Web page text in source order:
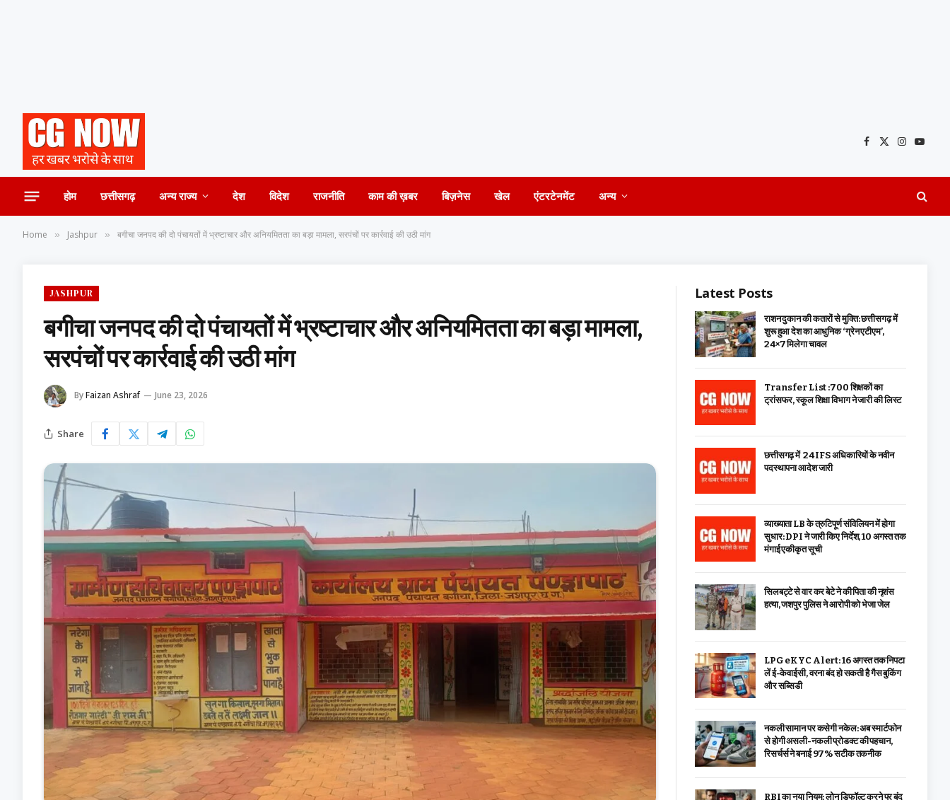
Facebook
X
Instagram
होम छत्तीसगढ़ अन्य राज्य देश विदेश राजनीति काम की ख़बर बिज़नेस खेल एंटरटेनमेंट अन्य
Home » Jashpur » बगीचा जनपद की दो पंचायतों में भ्रष्टाचार और अनियमितता का बड़ा मामला, सरपंचों पर कार्रवाई की उठी मांग
JASHPUR
बगीचा जनपद की दो पंचायतों में भ्रष्टाचार और अनियमितता का बड़ा मामला,
सरपंचों पर कार्रवाई की उठी मांग
ByFaizan Ashraf June 23, 2026
Share
Latest Posts
राशन दुकान की कतारों से मुक्ति: छत्तीसगढ़ में
शुरू हुआ देश का आधुनिक ‘ग्रेन एटीएम’,
24×7 मिलेगा चावल
Transfer List :700 शिक्षकों का
ट्रांसफर, स्कूल शिक्षा विभाग ने जारी की लिस्ट
छत्तीसगढ़ में 24 IFS अधिकारियों के नवीन
पदस्थापना आदेश जारी
व्याख्याता LB के त्रुटिपूर्ण संविलियन में होगा
सुधार: DPI ने जारी किए निर्देश, 10 अगस्त तक
मंगाई एकीकृत सूची
सिलबट्टे से वार कर बेटे ने की पिता की नृशंस
हत्या, जशपुर पुलिस ने आरोपी को भेजा जेल
LPG eKYC Alert: 16 अगस्त तक निपटा
लें ई-केवाईसी, वरना बंद हो सकती है गैस बुकिंग
और सब्सिडी
नकली सामान पर कसेगी नकेल: अब स्मार्टफोन
से होगी असली-नकली प्रोडक्ट की पहचान,
रिसर्चर्स ने बनाई 97% सटीक तकनीक
RBI का नया नियम: लोन डिफॉल्ट करने पर बंद